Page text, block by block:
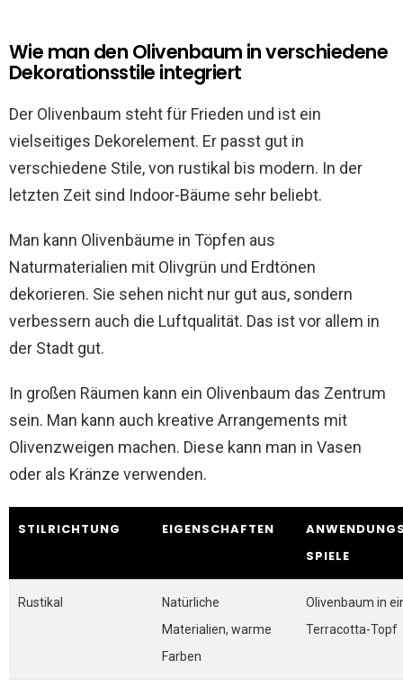
Wie man den Olivenbaum in verschiedene
Dekorationsstile integriert
Der Olivenbaum steht für Frieden und ist ein
vielseitiges Dekorelement. Er passt gut in
verschiedene Stile, von rustikal bis modern. In der
letzten Zeit sind Indoor-Bäume sehr beliebt.
Man kann Olivenbäume in Töpfen aus
Naturmaterialien mit Olivgrün und Erdtönen
dekorieren. Sie sehen nicht nur gut aus, sondern
verbessern auch die Luftqualität. Das ist vor allem in
der Stadt gut.
In großen Räumen kann ein Olivenbaum das Zentrum
sein. Man kann auch kreative Arrangements mit
Olivenzweigen machen. Diese kann man in Vasen
oder als Kränze verwenden.
STILRICHTUNG EIGENSCHAFTEN
SPIELE
Rustikal
Natürliche
Materialien, warme
Farben
Olivenbaum in
Terracotta-Topf